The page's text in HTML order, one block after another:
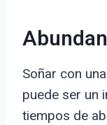
Soñar con
puede ser un
tiempos de